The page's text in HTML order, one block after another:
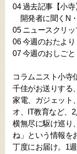
04 過去記事【小寺
開発者に聞くN
05 ニュースクリッ
06 今週のおたより
07 今週のおしごと
コラムニスト小寺
千佳がお送りする
家電、ガジェット
オ、IT教育など、
横無尽に駆け巡り
ね」という情報を
丁度にお届け。1